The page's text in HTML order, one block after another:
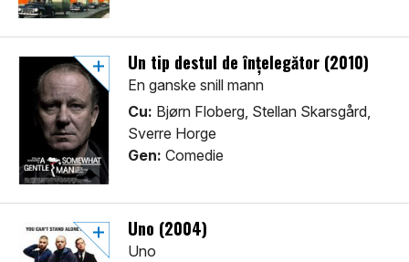
Un tip destul de înțelegător (2010)
En ganske snill mann
Cu: Bjørn Floberg, Stellan Skarsgård,
Sverre Horge
Gen: Comedie
Uno (2004)
Uno